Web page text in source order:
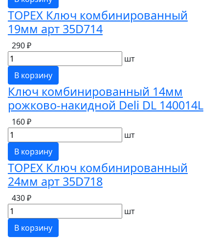
TOPEX Ключ комбинированный
19мм арт 35D714
290 ₽
шт
В корзину
Ключ комбинированный 14мм
рожково-накидной Deli DL 140014L
160 ₽
шт
В корзину
TOPEX Ключ комбинированный
24мм арт 35D718
430 ₽
шт
В корзину